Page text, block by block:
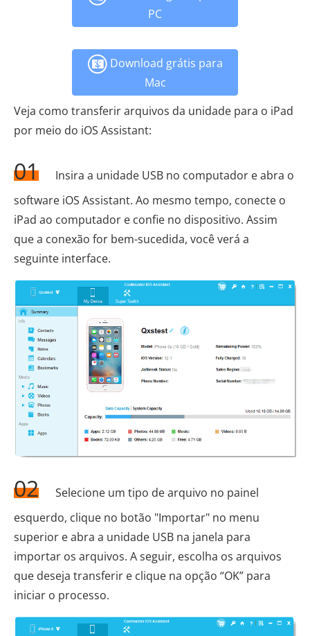
PC
Download grátis para
Mac
Veja como transferir arquivos da unidade para o iPad
por meio do iOS Assistant:
01
Insira a unidade USB no computador e abra o
software iOS Assistant. Ao mesmo tempo, conecte o
iPad ao computador e confie no dispositivo. Assim
que a conexão for bem-sucedida, você verá a
seguinte interface.
02
Selecione um tipo de arquivo no painel
esquerdo, clique no botão "Importar" no menu
superior e abra a unidade USB na janela para
importar os arquivos. A seguir, escolha os arquivos
que deseja transferir e clique na opção “OK” para
iniciar o processo.